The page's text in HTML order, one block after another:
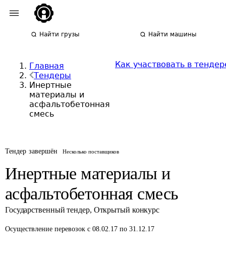
Найти грузы Найти машины
Главная
Тендеры
Инертные
материалы и
асфальтобетонная
смесь
Как участвовать в
Тендер завершён Несколько поставщиков
Инертные материалы и
асфальтобетонная смесь
Государственный тендер, Открытый конкурс
Осуществление перевозок с 08.02.17 по 31.12.17